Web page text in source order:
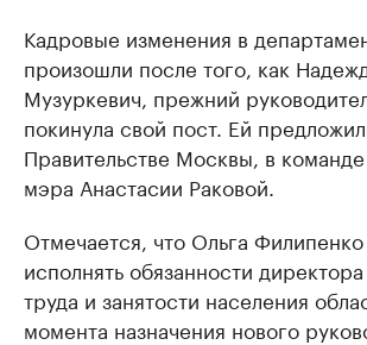
Кадровые изменения в
произошли после того, как
Музуркевич, прежний
покинула свой пост. Ей
Правительстве Москвы, в
мэра Анастасии Раковой.
Отмечается, что Ольга Филипенко
исполнять обязанности
труда и занятости населения
момента назначения нового